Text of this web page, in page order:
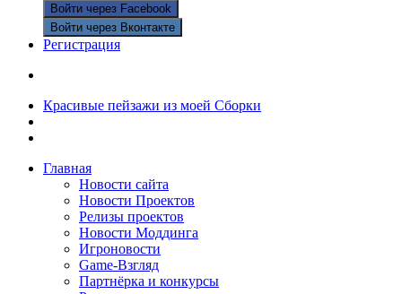
Войти через Facebook
Войти через Вконтакте
Регистрация
Красивые пейзажи из моей Сборки
Главная
Новости сайта
Новости Проектов
Релизы проектов
Новости Моддинга
Игроновости
Game-Взгляд
Партнёрка и конкурсы